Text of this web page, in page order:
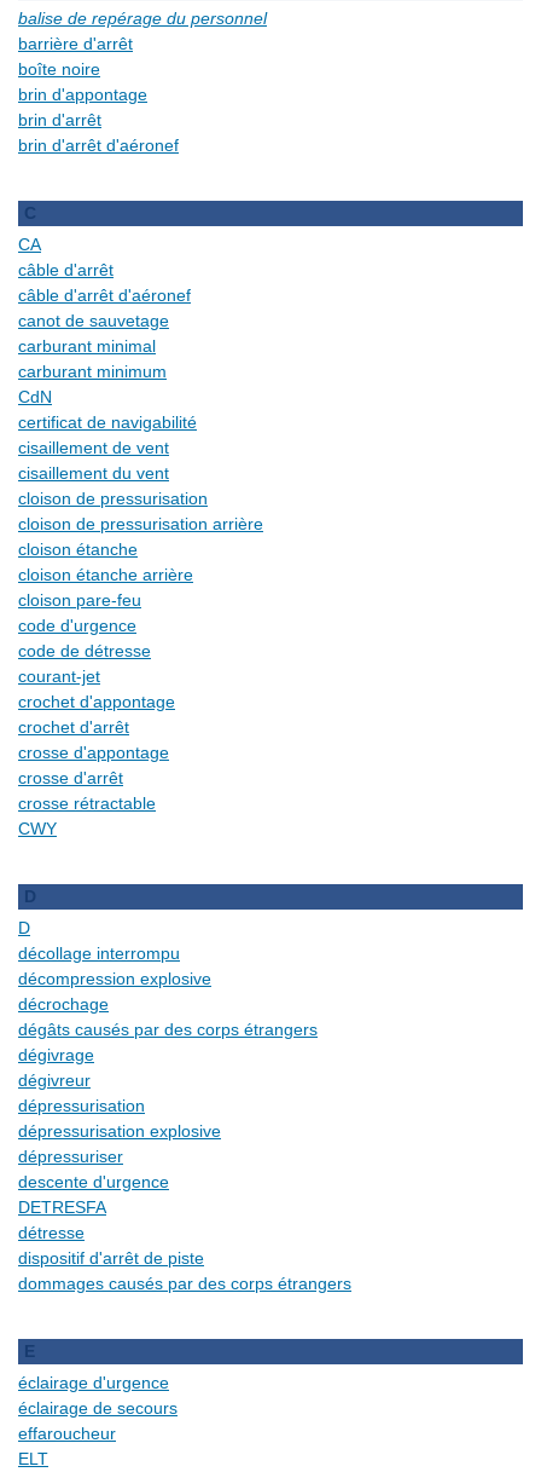
balise de repérage du personnel
barrière d'arrêt
boîte noire
brin d'appontage
brin d'arrêt
brin d'arrêt d'aéronef
C
CA
câble d'arrêt
câble d'arrêt d'aéronef
canot de sauvetage
carburant minimal
carburant minimum
CdN
certificat de navigabilité
cisaillement de vent
cisaillement du vent
cloison de pressurisation
cloison de pressurisation arrière
cloison étanche
cloison étanche arrière
cloison pare-feu
code d'urgence
code de détresse
courant-jet
crochet d'appontage
crochet d'arrêt
crosse d'appontage
crosse d'arrêt
crosse rétractable
CWY
D
D
décollage interrompu
décompression explosive
décrochage
dégâts causés par des corps étrangers
dégivrage
dégivreur
dépressurisation
dépressurisation explosive
dépressuriser
descente d'urgence
DETRESFA
détresse
dispositif d'arrêt de piste
dommages causés par des corps étrangers
E
éclairage d'urgence
éclairage de secours
effaroucheur
ELT